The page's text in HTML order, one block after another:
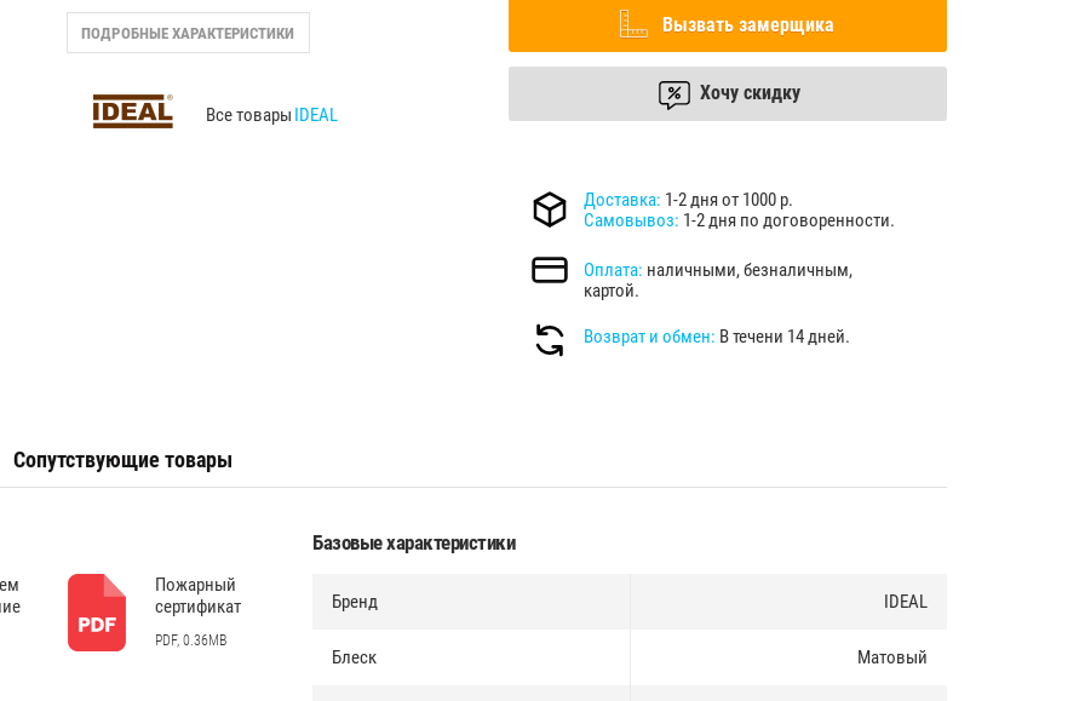
ПОДРОБНЫЕ ХАРАКТЕРИСТИКИ
Все товары IDEAL
Вызвать замерщика
Хочу скидку
Доставка: 1-2 дня от 1000 р.
Самовывоз: 1-2 дня по договоренности.
Оплата: наличными, безналичным,
картой.
Возврат и обмен: В течени 14 дней.
Сопутствующие товары
Пожарный
сертификат
PDF, 0.36MB
Базовые характеристики
Бренд IDEAL
Блеск Матовый